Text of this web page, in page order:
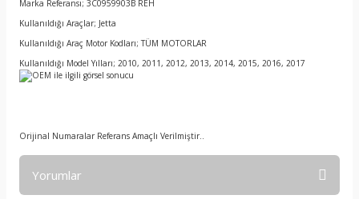
Marka Referansı; 3C0959903B REH
Kullanıldığı Araçlar; Jetta
Kullanıldığı Araç Motor Kodları; TÜM MOTORLAR
Kullanıldığı Model Yılları; 2010, 2011, 2012, 2013, 2014, 2015, 2016, 2017
Orijinal Numaralar Referans Amaçlı Verilmiştir..
Yorumlar